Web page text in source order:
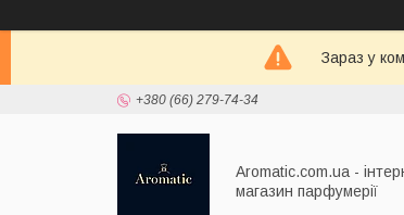
Зараз у
+380 (66) 279-74-34
Aromatic.com.ua -
магазин парфумерії